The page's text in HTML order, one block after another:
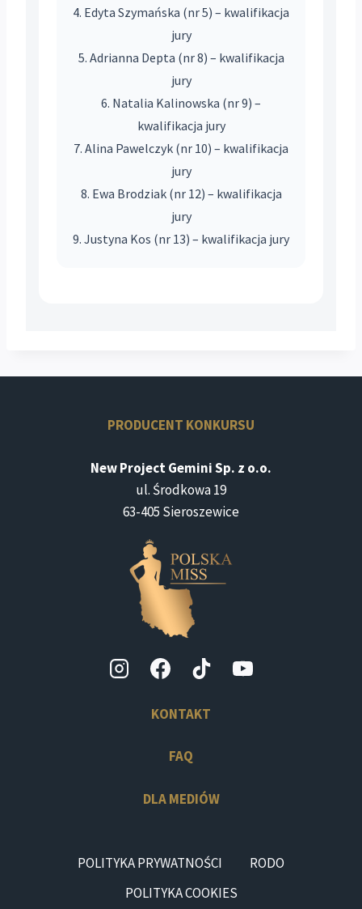
4. Edyta Szymańska (nr 5) – kwalifikacja
jury
5. Adrianna Depta (nr 8) – kwalifikacja
jury
6. Natalia Kalinowska (nr 9) –
kwalifikacja jury
7. Alina Pawelczyk (nr 10) – kwalifikacja
jury
8. Ewa Brodziak (nr 12) – kwalifikacja
jury
9. Justyna Kos (nr 13) – kwalifikacja jury
PRODUCENT KONKURSU
New Project Gemini Sp. z o.o.
ul. Środkowa 19
63-405 Sieroszewice
KONTAKT
FAQ
DLA MEDIÓW
POLITYKA PRYWATNOŚCI
RODO
POLITYKA COOKIES